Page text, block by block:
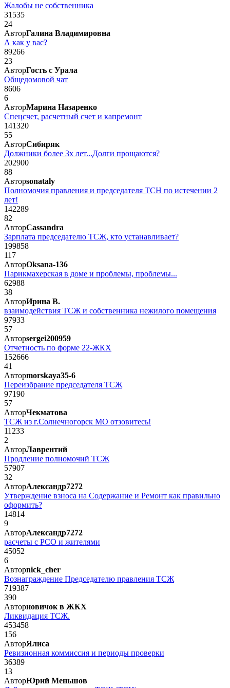
Жалобы не собственника
31535
24
АвторГалина Владимировна
А как у вас?
89266
23
АвторГость с Урала
Общедомовой чат
8606
6
АвторМарина Назаренко
Спецсчет, расчетный счет и капремонт
141320
55
АвторСибиряк
Должники более 3х лет...Долги прощаются?
202900
88
Авторsonataly
Полномочия правления и председателя ТСН по истечении 2
лет!
142289
82
АвторCassandra
Зарплата председателю ТСЖ, кто устанавливает?
199858
117
АвторOksana-136
Парикмахерская в доме и проблемы, проблемы...
62988
38
АвторИрина В.
взаимодействия ТСЖ и собственника нежилого помещения
97933
57
Авторsergei200959
Отчетность по форме 22-ЖКХ
152666
41
Авторmorskaya35-6
Переизбрание председателя ТСЖ
97190
57
АвторЧекматова
ТСЖ из г.Солнечногорск МО отзовитесь!
11233
2
АвторЛаврентий
Продление полномочий ТСЖ
57907
32
АвторАлександр7272
Утверждение взноса на Содержание и Ремонт как правильно
оформить?
14814
9
АвторАлександр7272
расчеты с РСО и жителями
45052
6
Авторnick_cher
Вознаграждение Председателю правления ТСЖ
719387
390
Авторновичок в ЖКХ
Ликвидация ТСЖ.
453458
156
АвторЯлиса
Ревизионная коммиссия и периоды проверки
36389
13
АвторЮрий Меньшов